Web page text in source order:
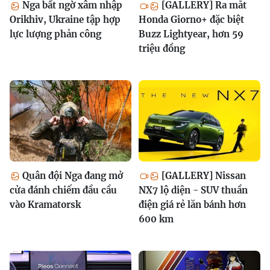
Nga bất ngờ xâm nhập
Orikhiv, Ukraine tập hợp
lực lượng phản công
[GALLERY] Ra mắt
Honda Giorno+ đặc biệt
Buzz Lightyear, hơn 59
triệu đồng
Quân đội Nga đang mở
cửa đánh chiếm đầu cầu
vào Kramatorsk
[GALLERY] Nissan
NX7 lộ diện - SUV thuần
điện giá rẻ lăn bánh hơn
600 km